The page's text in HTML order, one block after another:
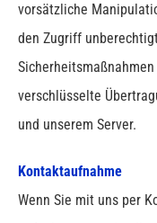
vorsätzliche
den Zugriff
verschlüsselte
und unserem Server.
Kontaktaufnahme
Wenn Sie mit uns per